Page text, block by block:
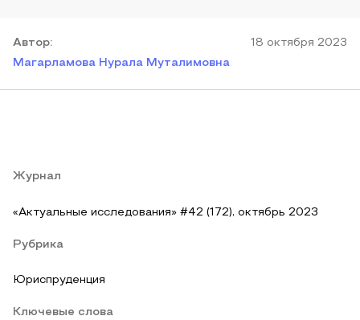
Автор:
Магарламова Нурала Муталимовна
18 октября 2023
Журнал
«Актуальные исследования» #42 (172), октябрь 2023
Рубрика
Юриспруденция
Ключевые слова